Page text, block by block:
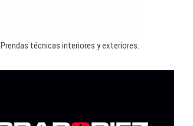
Prendas técnicas interiores y exteriores.